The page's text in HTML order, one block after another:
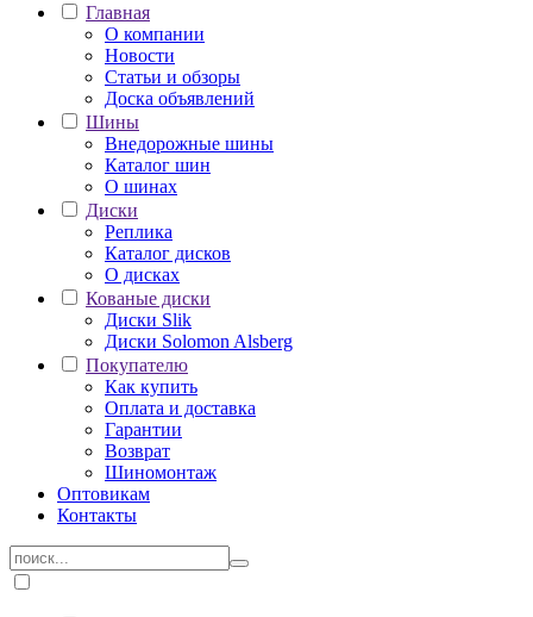
Главная
О компании
Новости
Статьи и обзоры
Доска объявлений
Шины
Внедорожные шины
Каталог шин
О шинах
Диски
Реплика
Каталог дисков
О дисках
Кованые диски
Диски Slik
Диски Solomon Alsberg
Покупателю
Как купить
Оплата и доставка
Гарантии
Возврат
Шиномонтаж
Оптовикам
Контакты